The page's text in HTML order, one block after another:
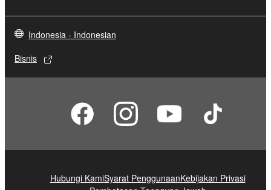
Indonesia - Indonesian
Bisnis
Hubungi KamiSyarat PenggunaanKebijakan Privasi